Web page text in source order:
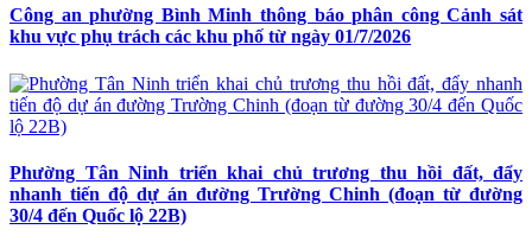
Công an phường Bình Minh thông báo phân công Cảnh sát
khu vực phụ trách các khu phố từ ngày 01/7/2026
Phường Tân Ninh triển khai chủ trương thu hồi đất, đẩy
nhanh tiến độ dự án đường Trường Chinh (đoạn từ đường
30/4 đến Quốc lộ 22B)